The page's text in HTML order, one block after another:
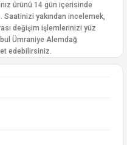
ürünü 14 gün içerisinde
yakından incelemek,
değişim işlemlerinizi yüz
Ümraniye Alemdağ
edebilirsiniz.